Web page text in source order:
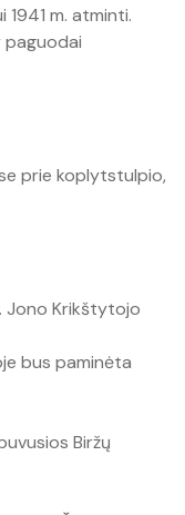
1941 m. atminti.
paguodai
prie koplytstulpio,
Jono Krikštytojo
bus paminėta
Biržų